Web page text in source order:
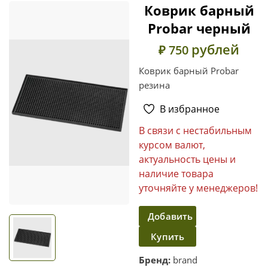
Коврик барный
Probar черный
₽ 750 рублей
Коврик барный Probar
резина
В избранное
В связи с нестабильным
курсом валют,
актуальность цены и
наличие товара
уточняйте у менеджеров!
Добавить
в
корзину
Купить
в один
Бренд: brand